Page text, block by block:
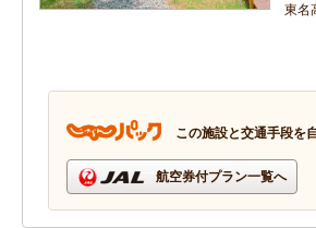
東名
この施設と交通手段を
航空券付プラン一覧へ